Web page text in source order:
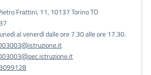
Frattini, 11, 10137 Torino TO
al venerdì dalle ore 7.30 alle ore 17.30.